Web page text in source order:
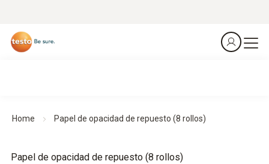
Home Papel de opacidad de repuesto (8 rollos)
Papel de opacidad de repuesto (8 rollos)